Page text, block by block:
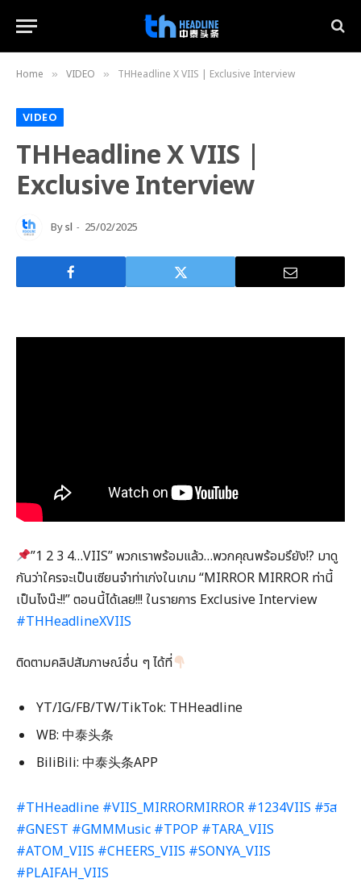
Home » VIDEO » THHeadline X VIIS | Exclusive Interview
VIDEO
THHeadline X VIIS |
Exclusive Interview
Bysl 25/02/2025
”1 2 3 4…VIIS” พวกเราพร้อมแล้ว…พวกคุณพร้อมรึยัง!? มาดู
กันว่าใครจะเป็นเซียนจำท่าเก่งในเกม “MIRROR MIRROR ท่านี้
เป็นไงน๊ะ!!” ตอนนี้ได้เลย!!! ในรายการ Exclusive Interview
#THHeadlineXVIIS
ติดตามคลิปสัมภาษณ์อื่น ๆ ได้ที่
YT/IG/FB/TW/TikTok: THHeadline
WB: 中泰头条
BiliBili: 中泰头条APP
#THHeadline #VIIS_MIRRORMIRROR #1234VIIS #วิส
#GNEST #GMMMusic #TPOP #TARA_VIIS
#ATOM_VIIS #CHEERS_VIIS #SONYA_VIIS
#PLAIFAH_VIIS